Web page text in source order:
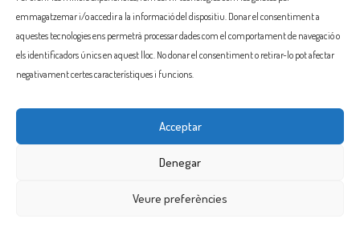
emmagatzemar i/o accedir a la informació del dispositiu. Donar el consentiment a
aquestes tecnologies ens permetrà processar dades com el comportament de navegació o
els identificadors únics en aquest lloc. No donar el consentiment o retirar-lo pot afectar
negativament certes característiques i funcions.
Acceptar
Denegar
Veure preferències
COMENTARIS RECENTS